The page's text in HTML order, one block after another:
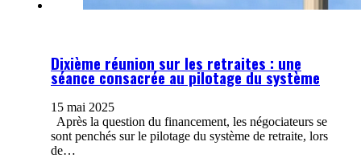
Dixième réunion sur les retraites : une
séance consacrée au pilotage du système
15 mai 2025
Après la question du financement, les négociateurs se
sont penchés sur le pilotage du système de retraite, lors
de…